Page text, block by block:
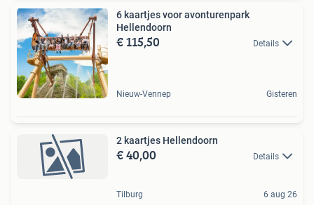
6 kaartjes voor avonturenpark
Hellendoorn
€ 115,50 Details
Nieuw-Vennep Gisteren
2 kaartjes Hellendoorn
€ 40,00 Details
Tilburg 6 aug 26